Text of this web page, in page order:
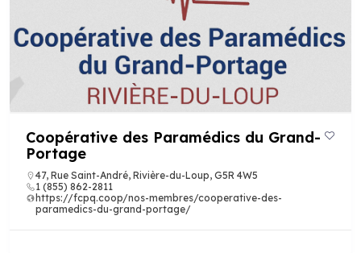
Coopérative des Paramédics du Grand-
Portage
47, Rue Saint-André, Rivière-du-Loup, G5R 4W5
1 (855) 862-2811
https://fcpq.coop/nos-membres/cooperative-des-
paramedics-du-grand-portage/